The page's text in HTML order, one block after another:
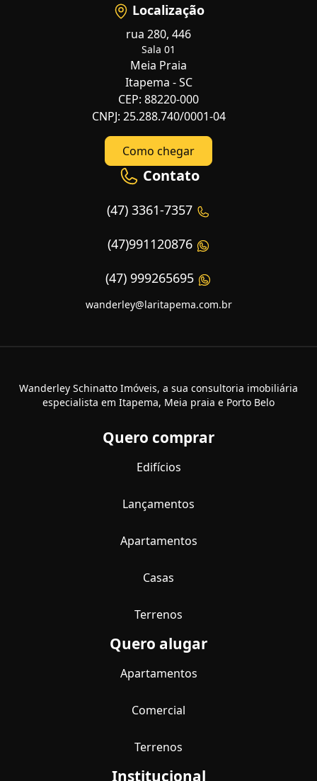
Localização
rua 280, 446
Sala 01
Meia Praia
Itapema - SC
CEP: 88220-000
CNPJ: 25.288.740/0001-04
Como chegar
Contato
(47) 3361-7357
(47)991120876
(47) 999265695
wanderley@laritapema.com.br
Wanderley Schinatto Imóveis, a sua consultoria imobiliária
especialista em Itapema, Meia praia e Porto Belo
Quero comprar
Edifícios
Lançamentos
Apartamentos
Casas
Terrenos
Quero alugar
Apartamentos
Comercial
Terrenos
Institucional